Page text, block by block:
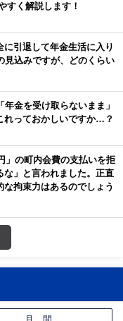
すく解説します！
に引退して年金生活に入り
見込みですが、どのくらい
年金を受け取らないまま」
れっておかしいですか…？
」の町内会費の支払いを拒
な」と言われました。正直
拘束力はあるのでしょう
月 間